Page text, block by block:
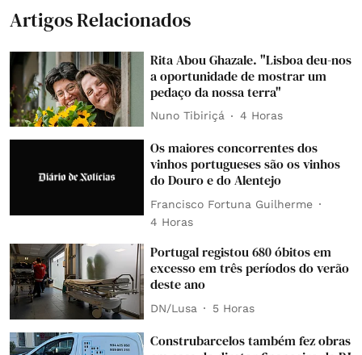
Artigos Relacionados
Rita Abou Ghazale. "Lisboa deu-nos
a oportunidade de mostrar um
pedaço da nossa terra"
Nuno Tibiriçá 4 Horas
Os maiores concorrentes dos
vinhos portugueses são os vinhos
do Douro e do Alentejo
Francisco Fortuna Guilherme
4 Horas
Portugal registou 680 óbitos em
excesso em três períodos do verão
deste ano
DN/Lusa 5 Horas
Construbarcelos também fez obras